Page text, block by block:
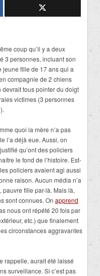
coup qu’il y a deux
3 personnes, incluant son
jeune fille de 17 ans qui a
compagnie de 2 chiens
devrait tous pointer du doigt
victimes (3 personnes
quoi la mère n’a pas
l’a déjà eue. Aussi, on
qu’ont des policiers
le fond de l’histoire. Est-
policiers avaient agi aussi
raison. Aucun média n’a
fille par-là. Mais là,
sont connues. On apprend
nous ont répété 20 fois par
etc.) que finalement
circonstances aggravantes
rappelle, aurait été laissé
surveillance. Si c’est pas